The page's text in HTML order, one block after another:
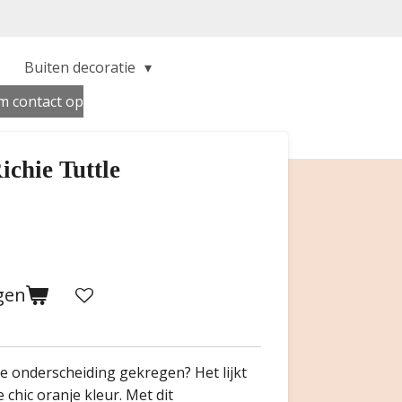
Buiten decoratie
contact op
Tuttle
onderscheiding gekregen? Het lijkt
chic oranje kleur. Met dit